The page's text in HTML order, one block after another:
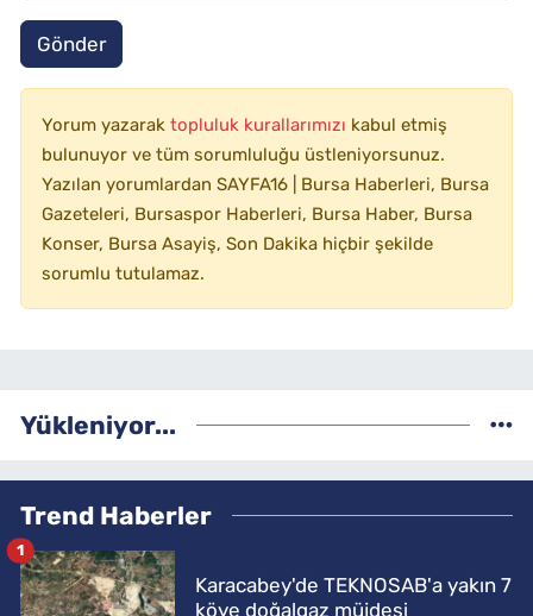
Gönder
Yorum yazarak topluluk kurallarımızı kabul etmiş
bulunuyor ve tüm sorumluluğu üstleniyorsunuz.
Yazılan yorumlardan SAYFA16 | Bursa Haberleri, Bursa
Gazeteleri, Bursaspor Haberleri, Bursa Haber, Bursa
Konser, Bursa Asayiş, Son Dakika hiçbir şekilde
sorumlu tutulamaz.
Yükleniyor...
Trend Haberler
Karacabey'de TEKNOSAB'a yakın 7
köye doğalgaz müjdesi
1